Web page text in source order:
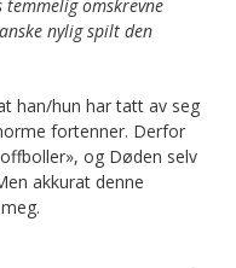
omskrevne
nylig spilt den
han/hun har tatt av seg
fortenner. Derfor
og Døden selv
akkurat denne